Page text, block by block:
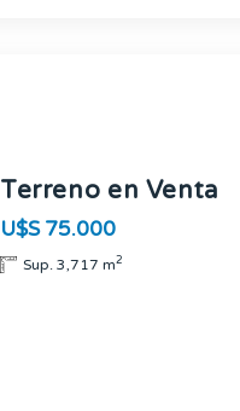
Terreno en Venta
U$S 75.000
Sup. 3,717 m2